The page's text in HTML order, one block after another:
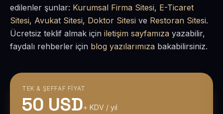
edilenler şunlar: Kurumsal Firma Sitesi, E-Ticaret
Sitesi, Avukat Sitesi, Doktor Sitesi ve Restoran Sitesi.
Ücretsiz teklif almak için iletişim sayfamıza yazabilir,
faydalı rehberler için blog yazılarımıza bakabilirsiniz.
TEK & ŞEFFAF FIYAT
50 USD+ KDV / yıl